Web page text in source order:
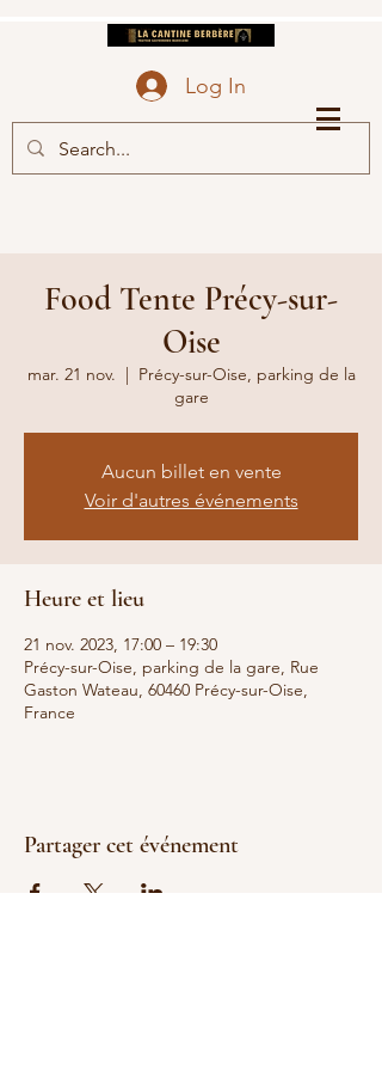
la cantine berbère
Senlis
Log In
Food Tente Précy-sur-
Oise
mar. 21 nov.
  |
Précy-sur-Oise, parking de la
gare
Aucun billet en vente
Voir d'autres événements
Heure et lieu
21 nov. 2023, 17:00 – 19:30
Précy-sur-Oise, parking de la gare, Rue
Gaston Wateau, 60460 Précy-sur-Oise,
France
Partager cet événement